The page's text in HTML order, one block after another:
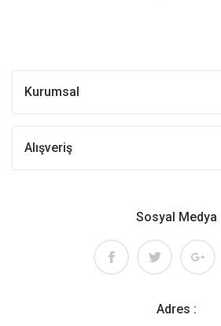
Kurumsal
Alışveriş
Sosyal Medya
Adres :